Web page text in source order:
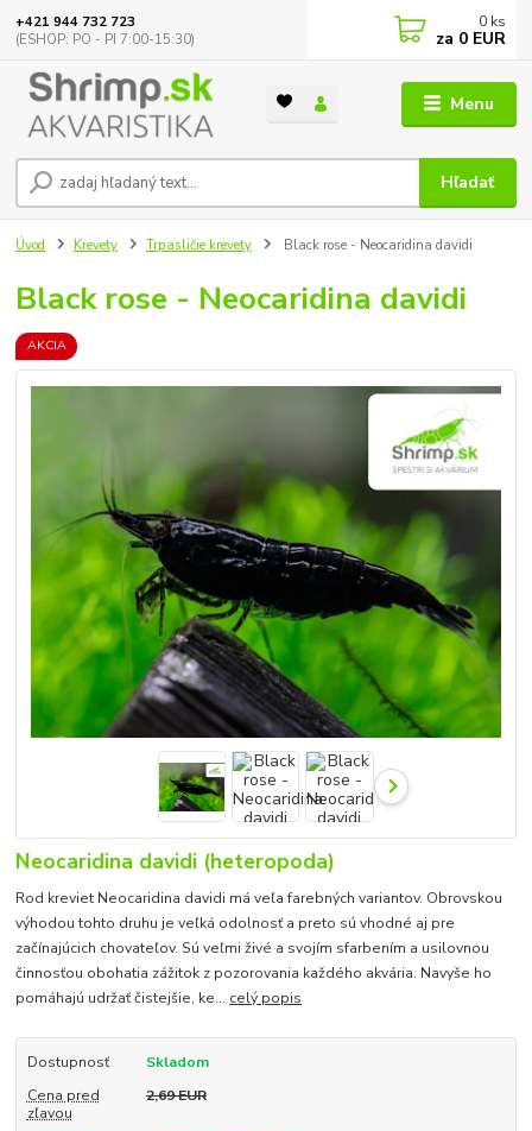
Menu
Hľadať
+421 944 732 723
(ESHOP: PO - PI 7:00-15:30)
0 ks
za 0 EUR
Úvod Krevety Trpasličie krevety Black rose - Neocaridina davidi
Black rose - Neocaridina davidi
AKCIA
Neocaridina davidi (heteropoda)
Rod kreviet Neocaridina davidi má veľa farebných variantov. Obrovskou
výhodou tohto druhu je veľká odolnosť a preto sú vhodné aj pre
začínajúcich chovateľov. Sú veľmi živé a svojím sfarbením a usilovnou
činnosťou obohatia zážitok z pozorovania každého akvária. Navyše ho
pomáhajú udržať čistejšie, ke... celý popis
Dostupnosť
Skladom
Cena pred
zľavou
2,69 EUR